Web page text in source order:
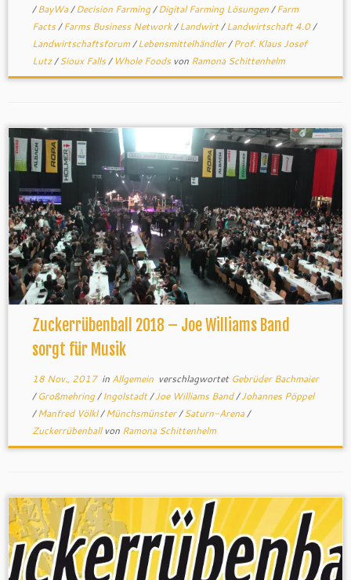
/BayWa/Decision Farming/Digital Farming Lösungen/Farm
Facts/Farms Business Network/Landwirt/Landwirtschaft 4.0/
Landwirtschaftsforum/Lebensmittelhändler/Prof. Klaus Josef
Lutz/Sioux Falls/ Whole Foods von Ramona Schittenhelm
Zuckerrübenball 2018 – Joe Williams Band
sorgt für Musik
18 Nov., 2017in Allgemein verschlagwortet Gebrüder Bachmaier
/Großmehring/Ingolstadt/Joe Williams Band/Johannes Pöppel
/Manfred Völkl/Münchsmünster/Saturn-Arena/
Zuckerrübenballvon Ramona Schittenhelm